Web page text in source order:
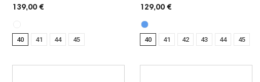
139,00 €
40 41 44 45
129,00 €
40 41 42 43 44 45